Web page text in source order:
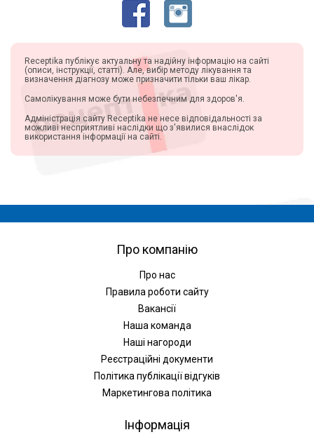
Receptika публікує актуальну та надійну інформацію на сайті
(описи, інструкції, статті). Але, вибір методу лікування та
визначення діагнозу може призначити тільки ваш лікар.
Самолікування може бути небезпечним для здоров'я.
Адміністрація сайту Receptika не несе відповідальності за
можливі несприятливі наслідки що з'явилися внаслідок
використання інформації на сайті.
Про компанію
Про нас
Правила роботи сайту
Вакансії
Наша команда
Наші нагороди
Реєстраційні документи
Політика публікації відгуків
Маркетингова політика
Інформація